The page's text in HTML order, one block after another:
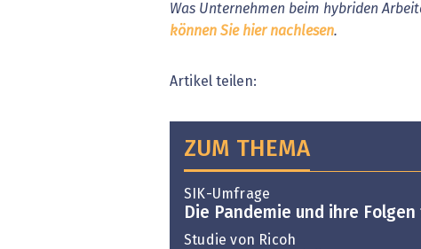
Was Unternehmen beim hybriden
können Sie hier nachlesen.
Artikel teilen:
ZUM THEMA
SIK-Umfrage
Die Pandemie und ihre
Studie von Ricoh